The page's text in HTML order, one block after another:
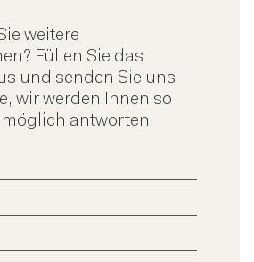
weitere
Füllen Sie das
und senden Sie uns
wir werden Ihnen so
antworten.